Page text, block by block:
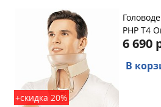
+скидка 20%
PHP T4
6 690
В